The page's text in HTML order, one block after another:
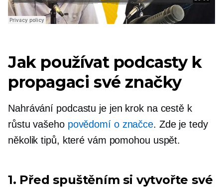
Jak používat podcasty k
propagaci své značky
Nahrávání podcastu je jen krok na cestě k
růstu vašeho povědomí o značce. Zde je tedy
několik tipů, které vám pomohou uspět.
1. Před spuštěním si vytvořte své